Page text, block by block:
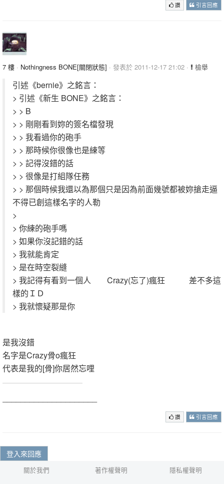
讚 引言回應
7 樓 · Nothingness BONE[關閉狀態] · 發表於 2011-12-17 21:02 · 檢舉
引述《bernie》之銘言：
> 引述《新生 BONE》之銘言：
> > B
> > 剛剛看到妳的簽名檔發現
> > 我看過你的砲手
> > 那時候你很像也是練等
> > 記得沒錯的話
> > 很像是打組隊任務
> > 那個時候我還以為那個只是因為前面幾號都被妳搶走逼
不得已創這樣名字的人勒
>
> 你練的砲手嗎
> 如果你沒記錯的話
> 我就能肯定
> 是在時空裂縫
> 我記得有看到一個人 Crazy(忘了)瘋狂 差不多這
樣的ＩＤ
> 我就懷疑那是你
是我沒錯
名字是Crazy骨o瘋狂
代表是我的[骨]你居然忘哩
讚 引言回應
登入來回應
關於我們 著作權聲明
隱私權聲明